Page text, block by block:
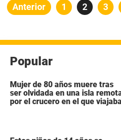
Anterior Página
1 Página
2 3
Popular
Mujer de 80 años muere tras
ser olvidada en una isla
por el crucero en el que viajaba